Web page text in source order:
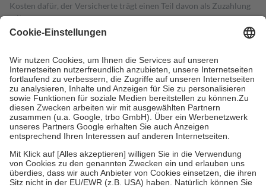
Kosten dafür, der Versicherte trägt einen Teil davon als Zuzahlung
mit.
Grundsätzlich leisten Mitglieder Zuzahlungen in Höhe von zehn
höchstens zehn Euro.
Es sind jedoch nie mehr als die tatsächlichen
Kosten der Leistung zu entrichten.
Diese Regeln gelten grundsätzlich auch für Online-Apotheken.
Bei Heilmitteln und häuslicher Krankenpflege beträgt die
Zuzahlung zehn Prozent der Kosten sowie zehn Euro je
Verordnung.
Um das Engagement der Versicherten für ihre eigene Gesundheit zu
stärken und die besondere Stellung der Familie zu unterstützen,
fallenkeine Zuzahlungenan bei:
• Kindern und Jugendlichen bis zum vollendeten 18. Lebensjahr
mit Ausnahme der Fahrkosten